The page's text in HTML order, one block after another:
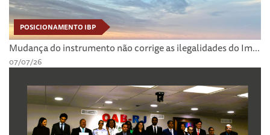
POSICIONAMENTO IBP
Mudança do instrumento não corrige as ilegalidades do Im...
07/07/26